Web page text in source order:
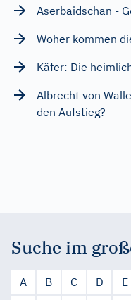
Aserbaidschan -
Woher kommen
Käfer: Die
Albrecht von
den Aufstieg?
Suche im
A B C D E